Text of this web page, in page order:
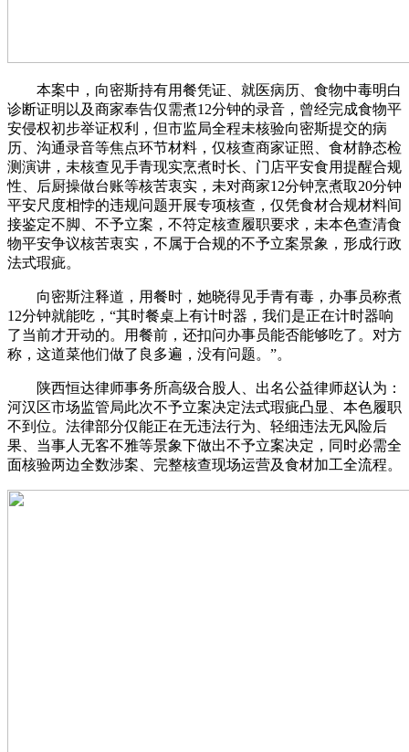
本案中，向密斯持有用餐凭证、就医病历、食物中毒明白
诊断证明以及商家奉告仅需煮12分钟的录音，曾经完成食物平
安侵权初步举证权利，但市监局全程未核验向密斯提交的病
历、沟通录音等焦点环节材料，仅核查商家证照、食材静态检
测演讲，未核查见手青现实烹煮时长、门店平安食用提醒合规
性、后厨操做台账等核苦衷实，未对商家12分钟烹煮取20分钟
平安尺度相悖的违规问题开展专项核查，仅凭食材合规材料间
接鉴定不脚、不予立案，不符定核查履职要求，未本色查清食
物平安争议核苦衷实，不属于合规的不予立案景象，形成行政
法式瑕疵。
向密斯注释道，用餐时，她晓得见手青有毒，办事员称煮
12分钟就能吃，“其时餐桌上有计时器，我们是正在计时器响
了当前才开动的。用餐前，还扣问办事员能否能够吃了。对方
称，这道菜他们做了良多遍，没有问题。”。
陕西恒达律师事务所高级合股人、出名公益律师赵认为：
河汉区市场监管局此次不予立案决定法式瑕疵凸显、本色履职
不到位。法律部分仅能正在无违法行为、轻细违法无风险后
果、当事人无客不雅等景象下做出不予立案决定，同时必需全
面核验两边全数涉案、完整核查现场运营及食材加工全流程。